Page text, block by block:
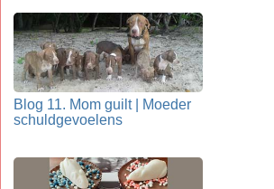
Blog 11. Mom guilt | Moeder
schuldgevoelens